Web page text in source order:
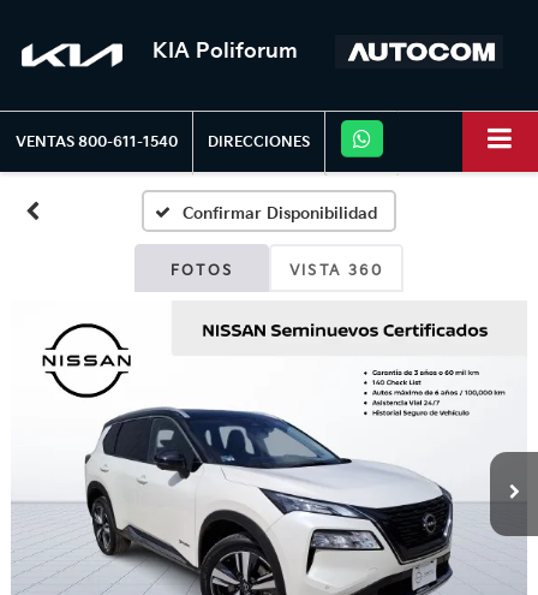
KIA Poliforum
VENTAS 800-611-1540 DIRECCIONES
Confirmar Disponibilidad
FOTOS VISTA 360